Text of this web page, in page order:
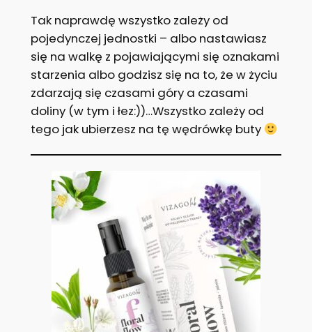
Tak naprawdę wszystko zależy od
pojedynczej jednostki – albo nastawiasz
się na walkę z pojawiającymi się oznakami
starzenia albo godzisz się na to, że w życiu
zdarzają się czasami góry a czasami
doliny (w tym i łez:))…Wszystko zależy od
tego jak ubierzesz na tę wędrówkę buty